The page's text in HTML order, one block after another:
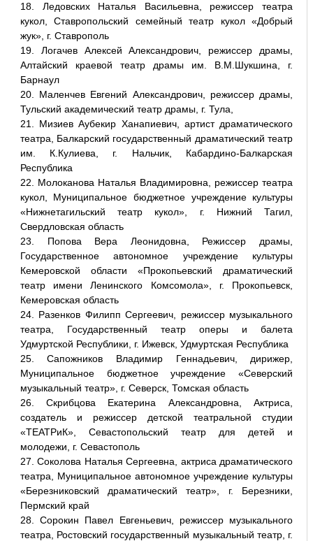
18. Ледовских Наталья Васильевна, режиссер театра
кукол, Ставропольский семейный театр кукол «Добрый
жук», г. Ставрополь
19. Логачев Алексей Александрович, режиссер драмы,
Алтайский краевой театр драмы им. В.М.Шукшина, г.
Барнаул
20. Маленчев Евгений Александрович, режиссер драмы,
Тульский академический театр драмы, г. Тула,
21. Мизиев Аубекир Ханапиевич, артист драматического
театра, Балкарский государственный драматический театр
им. К.Кулиева, г. Нальчик, Кабардино-Балкарская
Республика
22. Молоканова Наталья Владимировна, режиссер театра
кукол, Муниципальное бюджетное учреждение культуры
«Нижнетагильский театр кукол», г. Нижний Тагил,
Свердловская область
23. Попова Вера Леонидовна, Режиссер драмы,
Государственное автономное учреждение культуры
Кемеровской области «Прокопьевский драматический
театр имени Ленинского Комсомола», г. Прокопьевск,
Кемеровская область
24. Разенков Филипп Сергеевич, режиссер музыкального
театра, Государственный театр оперы и балета
Удмуртской Республики, г. Ижевск, Удмуртская Республика
25. Сапожников Владимир Геннадьевич, дирижер,
Муниципальное бюджетное учреждение «Северский
музыкальный театр», г. Северск, Томская область
26. Скрибцова Екатерина Александровна, Актриса,
создатель и режиссер детской театральной студии
«ТЕАТРиК», Севастопольский театр для детей и
молодежи, г. Севастополь
27. Соколова Наталья Сергеевна, актриса драматического
театра, Муниципальное автономное учреждение культуры
«Березниковский драматический театр», г. Березники,
Пермский край
28. Сорокин Павел Евгеньевич, режиссер музыкального
театра, Ростовский государственный музыкальный театр, г.